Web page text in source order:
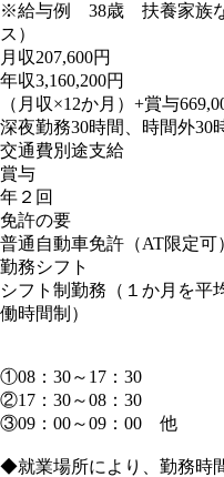
※給与例 38歳 扶養家族
ス）
月収207,600円
年収3,160,200円
（月収×12か月）+賞与
深夜勤務30時間、時間外30
交通費別途支給
賞与
年２回
免許の要
普通自動車免許（AT限定可
勤務シフト
シフト制勤務（１か月を平
働時間制）
①08：30～17：30
②17：30～08：30
③09：00～09：00 他
◆就業場所により、勤務時